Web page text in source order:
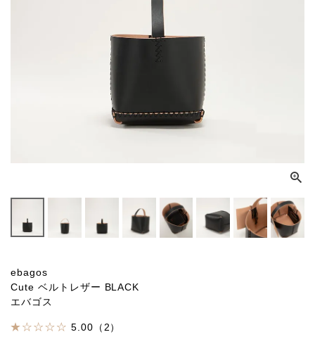
ebagos
Cute ベルトレザー BLACK
エバゴス
5.00（2）